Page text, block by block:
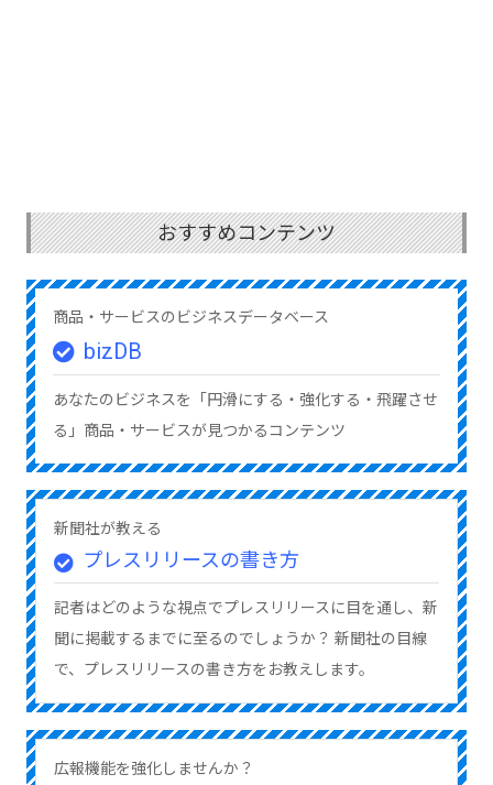
おすすめコンテンツ
商品・サービスのビジネスデータベース
bizDB
あなたのビジネスを「円滑にする・強化する・飛躍させ
る」商品・サービスが見つかるコンテンツ
新聞社が教える
プレスリリースの書き方
記者はどのような視点でプレスリリースに目を通し、新
聞に掲載するまでに至るのでしょうか？ 新聞社の目線
で、プレスリリースの書き方をお教えします。
広報機能を強化しませんか？